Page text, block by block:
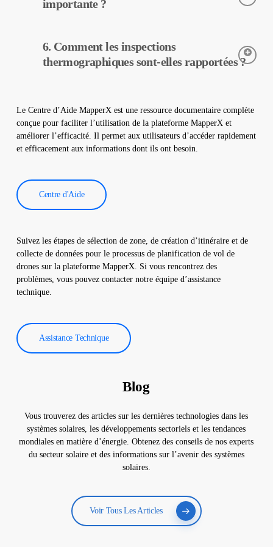
importante ?
précision les températures des équipements dans les centrales
solaires. Elles aident à la détection précoce des pannes et à
6. Comment les inspections
thermographiques sont-elles rapportées ?
utilisés pour améliorer l’efficacité des centrales solaires et
réduire les coûts d’exploitation.
Le Centre d’Aide MapperX est une ressource documentaire complète
conçue pour faciliter l’utilisation de la plateforme MapperX et
améliorer l’efficacité. Il permet aux utilisateurs d’accéder rapidement
et efficacement aux informations dont ils ont besoin.
Centre d'Aide
Suivez les étapes de sélection de zone, de création d’itinéraire et de
collecte de données pour le processus de planification de vol de
drones sur la plateforme MapperX. Si vous rencontrez des
problèmes, vous pouvez contacter notre équipe d’assistance
technique.
Assistance Technique
Blog
Vous trouverez des articles sur les dernières technologies dans les
systèmes solaires, les développements sectoriels et les tendances
mondiales en matière d’énergie. Obtenez des conseils de nos experts
du secteur solaire et des informations sur l’avenir des systèmes
solaires.
Voir Tous Les Articles